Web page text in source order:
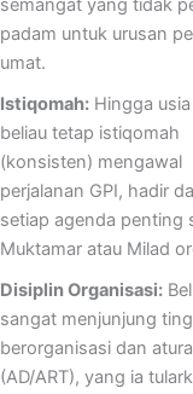
semangat yang tidak
padam untuk urusan
umat.
Istiqomah:Hingga usia
beliau tetap istiqomah
(konsisten) mengawal
perjalanan GPI, hadir
setiap agenda penting
Muktamar atau Milad
Disiplin Organisasi:
sangat menjunjung
berorganisasi dan
(AD/ART), yang ia